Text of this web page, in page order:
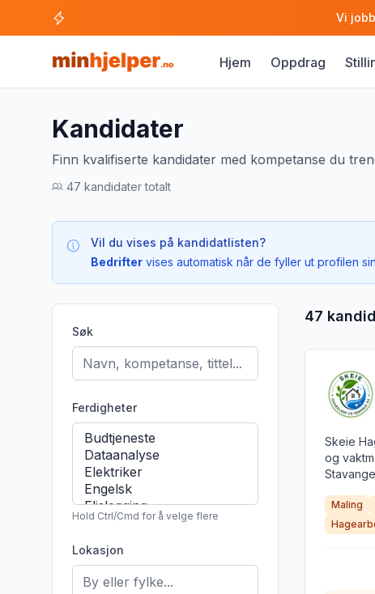
Vi
Hjem Oppdrag
Kandidater
Finn kvalifiserte kandidater med kompetanse du
47 kandidater totalt
Vil du vises på kandidatlisten?
Bedrifter vises automatisk når de fyller ut profilen
Søk
Ferdigheter
Hold Ctrl/Cmd for å velge flere
Lokasjon
47
Skeie
og
god
og
tilbyr
Maling